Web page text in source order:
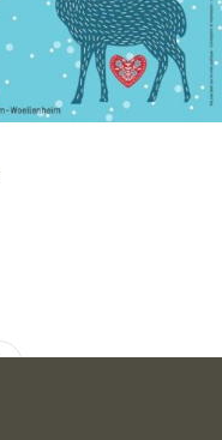
Older